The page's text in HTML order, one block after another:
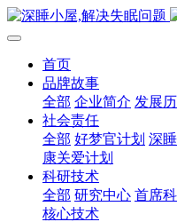
首页
品牌故事
全部 企业简介 发展
社会责任
全部 好梦官计划 深
康关爱计划
科研技术
全部 研究中心 首席
核心技术